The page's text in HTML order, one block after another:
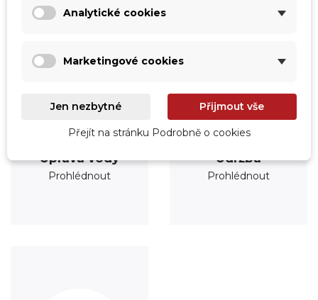
Úprava vody
Prohlédnout
Údržba
Prohlédnout
Analytické cookies
Marketingové cookies
Jen nezbytné Přijmout vše
Přejít na stránku Podrobně o cookies